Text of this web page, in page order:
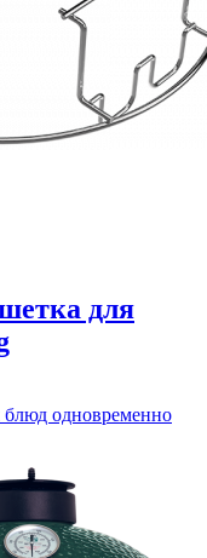
для
блюд одновременно